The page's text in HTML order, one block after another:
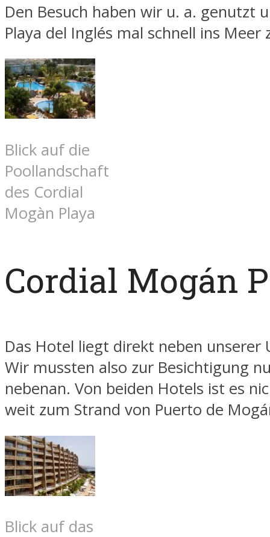
Den Besuch haben wir u. a. genutzt
Playa del Inglés mal schnell ins Meer
Blick auf die
Poollandschaft
des Cordial
Mogàn Playa
Cordial Mogán
Das Hotel liegt direkt neben unserer
Wir mussten also zur Besichtigung
nebenan. Von beiden Hotels ist es
weit zum Strand von Puerto de
Blick auf das